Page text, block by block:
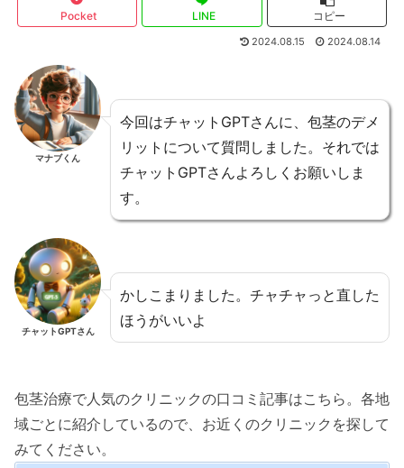
Pocket LINE コピー
2024.08.15 2024.08.14
マナブくん
今回はチャットGPTさんに、包茎のデメ
リットについて質問しました。それでは
チャットGPTさんよろしくお願いしま
す。
チャットGPTさん
かしこまりました。チャチャっと直した
ほうがいいよ
包茎治療で人気のクリニックの口コミ記事はこちら。各地
域ごとに紹介しているので、お近くのクリニックを探して
みてください。